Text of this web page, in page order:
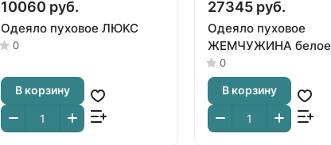
10060 руб.
Одеяло пуховое ЛЮКС
0
В корзину
27345 руб.
Одеяло пуховое
ЖЕМЧУЖИНА белое
0
В корзину